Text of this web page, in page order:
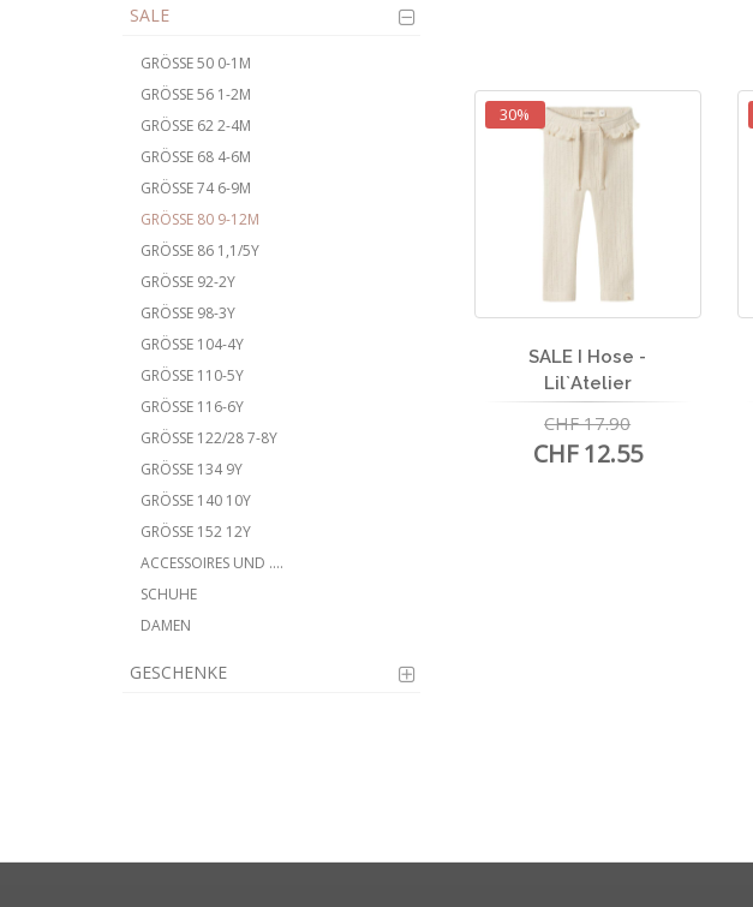
SALE
GRÖSSE 50 0-1M
GRÖSSE 56 1-2M
GRÖSSE 62 2-4M
GRÖSSE 68 4-6M
GRÖSSE 74 6-9M
GRÖSSE 80 9-12M
GRÖSSE 86 1,1/5Y
GRÖSSE 92-2Y
GRÖSSE 98-3Y
GRÖSSE 104-4Y
GRÖSSE 110-5Y
GRÖSSE 116-6Y
GRÖSSE 122/28 7-8Y
GRÖSSE 134 9Y
GRÖSSE 140 10Y
GRÖSSE 152 12Y
ACCESSOIRES UND ....
SCHUHE
DAMEN
GESCHENKE
30%
SALE I Hose -
Lil`Atelier
CHF 17.90
CHF 12.55